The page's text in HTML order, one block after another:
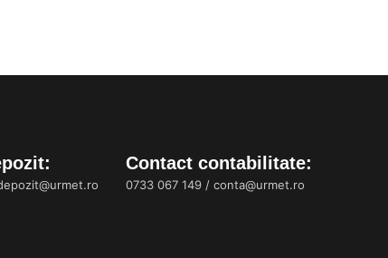
Contact contabilitate:
0733 067 149 / conta@urmet.ro